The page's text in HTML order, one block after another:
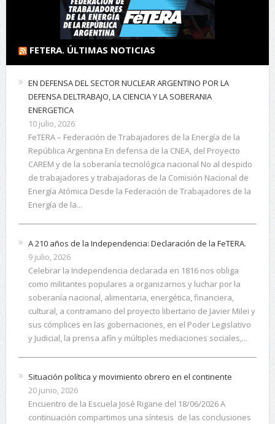
FETERA. ÚLTIMAS NOTICIAS
EN DEFENSA DEL SECTOR NUCLEAR ARGENTINO POR LA
DEFENSA DELTRABAJO, LA CIENCIA Y LA SOBERANIA
ENERGETICA
10 julio, 2026
FeTERA – Federación de Trabajadores de la Energía de la
República Argentina En defensa de la CNEA, del Proyecto
CAREM y de la soberanía tecnológica nacional No al despido
de trabajadores y trabajadoras de la Comisión Nacional de
Energía Atómica Desde la Federación de Trabajadores de la
Energía de la...
A 210 años de la Independencia: Declaración de la FeTERA.
9 julio, 2026
Celebrar la Independencia declarada en 1816 nos obliga
como militantes populares a organizarnos y luchar por la
soberanía nacional, alimentaria, energética, financiera,
cultural, a contramano del proyecto libertario de Javier Milei y
sus cómplices en las gobernaciones, en el Poder Legislativo
y Judicial, la prensa afín y múltiples mediaciones sociales,...
Situación política y movimiento obrero en el continente
20 junio, 2026
Encuentro de la Escuela José Rigane del 18/06/2026 A
continuación compartimos una síntesis de las conclusiones